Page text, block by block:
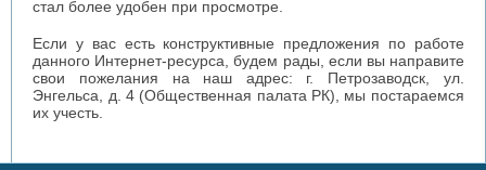
стал более удобен при просмотре.
Если у вас есть конструктивные предложения по работе
данного Интернет-ресурса, будем рады, если вы направите
свои пожелания на наш адрес: г. Петрозаводск, ул.
Энгельса, д. 4 (Общественная палата РК), мы постараемся
их учесть.